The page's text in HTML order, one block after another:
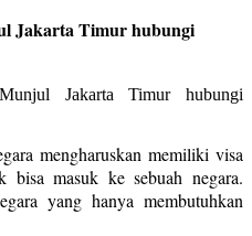
Jakarta Timur hubungi
mengharuskan memiliki visa
bisa masuk ke sebuah negara.
yang hanya membutuhkan